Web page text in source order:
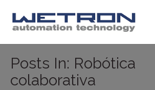
Posts In: Robótica
colaborativa